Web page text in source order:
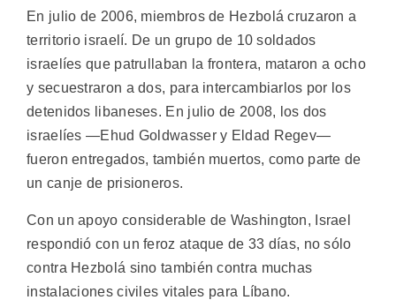
En julio de 2006, miembros de Hezbolá cruzaron a
territorio israelí. De un grupo de 10 soldados
israelíes que patrullaban la frontera, mataron a ocho
y secuestraron a dos, para intercambiarlos por los
detenidos libaneses. En julio de 2008, los dos
israelíes —Ehud Goldwasser y Eldad Regev—
fueron entregados, también muertos, como parte de
un canje de prisioneros.
Con un apoyo considerable de Washington, Israel
respondió con un feroz ataque de 33 días, no sólo
contra Hezbolá sino también contra muchas
instalaciones civiles vitales para Líbano.